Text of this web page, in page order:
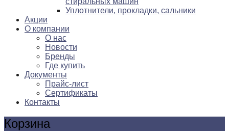
Уплотнители, прокладки, сальники
Акции
О компании
О нас
Новости
Бренды
Где купить
Документы
Прайс-лист
Сертификаты
Контакты
Корзина